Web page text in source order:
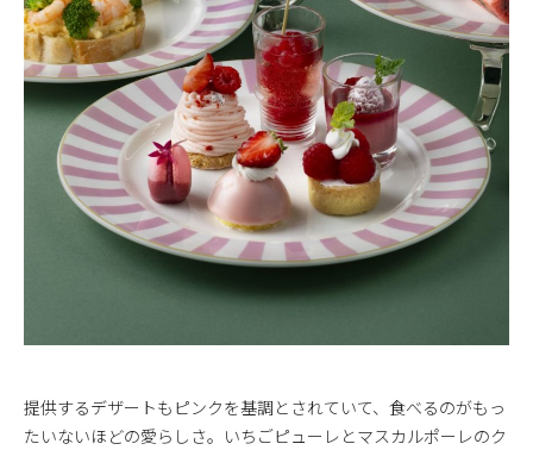
提供するデザートもピンクを基調とされていて、食べるのがもっ
たいないほどの愛らしさ。いちごピューレとマスカルポーレのク